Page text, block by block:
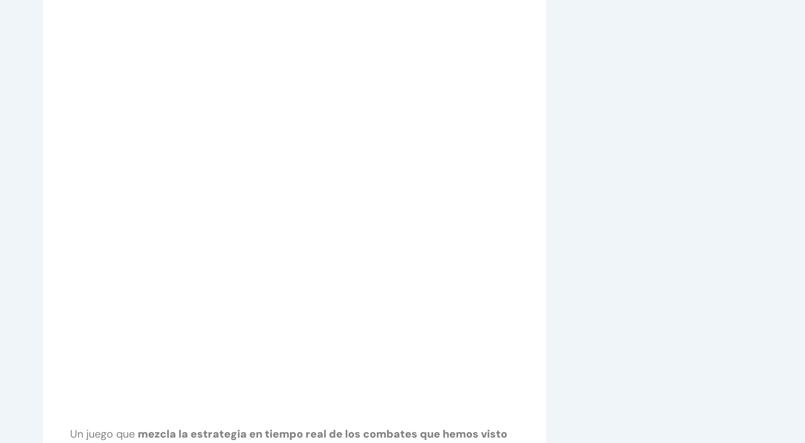
Un juego que mezcla la estrategia en tiempo real de los combates que hemos visto